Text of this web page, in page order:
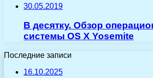
30.05.2019
В десятку. Обзор
системы OS X Yosemite
Последние записи
16.10.2025